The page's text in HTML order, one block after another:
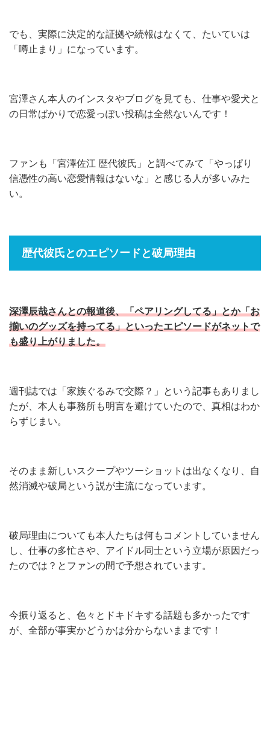
でも、実際に決定的な証拠や続報はなくて、たいていは
「噂止まり」になっています。
宮澤さん本人のインスタやブログを見ても、仕事や愛犬と
の日常ばかりで恋愛っぽい投稿は全然ないんです！
ファンも「宮澤佐江 歴代彼氏」と調べてみて「やっぱり
信憑性の高い恋愛情報はないな」と感じる人が多いみた
い。
歴代彼氏とのエピソードと破局理由
深澤辰哉さんとの報道後、「ペアリングしてる」とか「お
揃いのグッズを持ってる」といったエピソードがネットで
も盛り上がりました。
週刊誌では「家族ぐるみで交際？」という記事もありまし
たが、本人も事務所も明言を避けていたので、真相はわか
らずじまい。
そのまま新しいスクープやツーショットは出なくなり、自
然消滅や破局という説が主流になっています。
破局理由についても本人たちは何もコメントしていません
し、仕事の多忙さや、アイドル同士という立場が原因だっ
たのでは？とファンの間で予想されています。
今振り返ると、色々とドキドキする話題も多かったです
が、全部が事実かどうかは分からないままです！